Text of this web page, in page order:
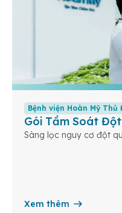
Bệnh viện Hoàn Mỹ Thủ
Gói Tầm Soát
Sàng lọc nguy cơ đột
Xem thêm